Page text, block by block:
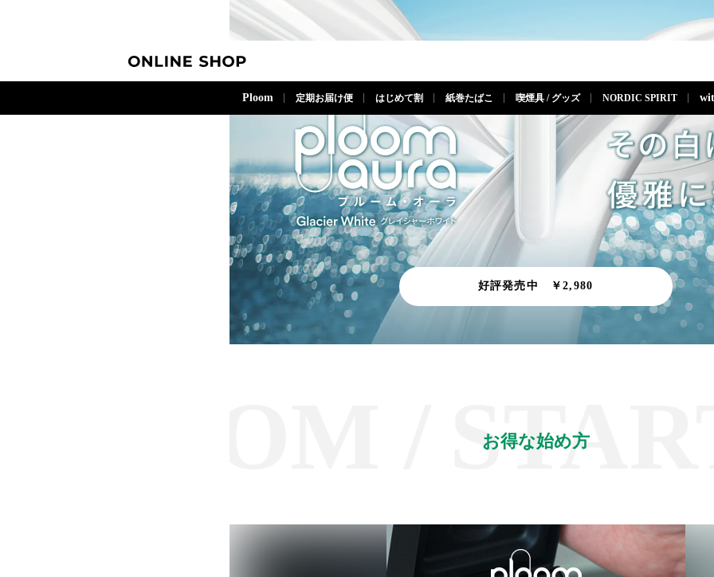
ONLINE SHOP
Ploom 定期お届け便 はじめて割 紙巻たばこ 喫煙具 / グッズ NORDIC SPIRIT
好評発売中 ￥2,980
お得な始め方